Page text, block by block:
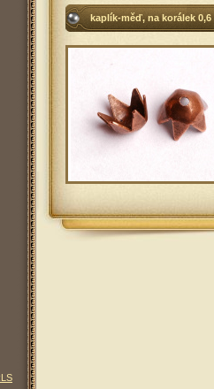
kaplík-měď, na korálek 0,6